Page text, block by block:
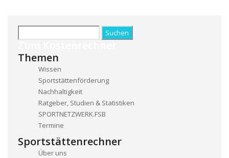
nach:
Themen
Wissen
Sportstättenförderung
Nachhaltigkeit
Ratgeber, Studien & Statistiken
SPORTNETZWERK.FSB
Termine
Sportstättenrechner
Über uns